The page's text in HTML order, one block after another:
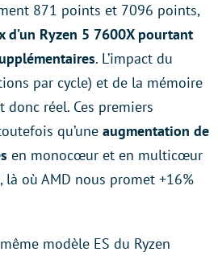
871 points et 7096 points,
d’un Ryzen 5 7600X pourtant
. L’impact du
par cycle) et de la mémoire
donc réel. Ces premiers
qu’une augmentation de
en monocœur et en multicœur
où AMD nous promet +16%
modèle ES du Ryzen